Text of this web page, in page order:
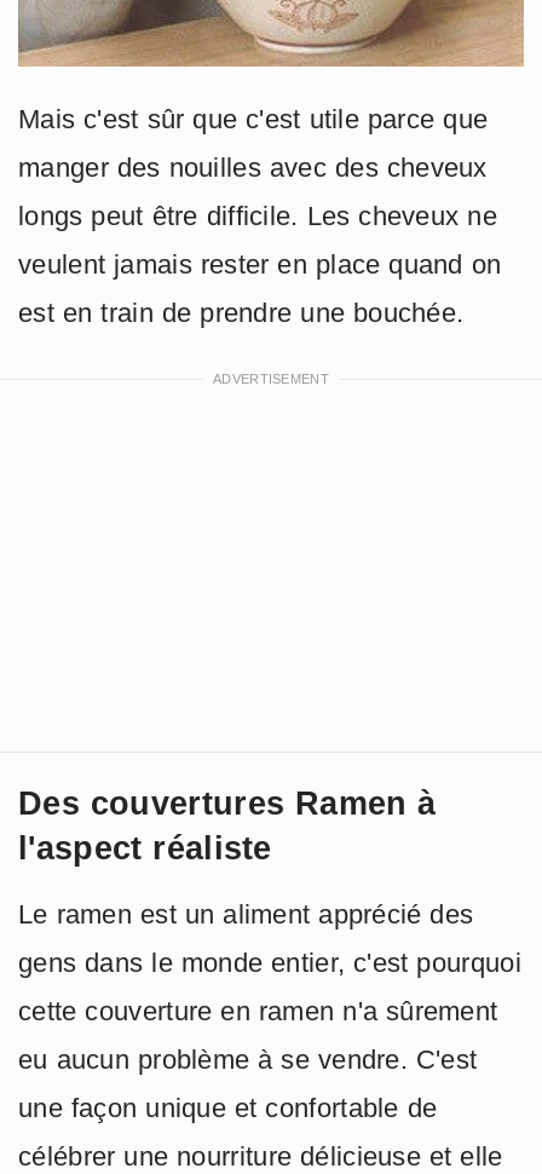
Mais c'est sûr que c'est utile parce que
manger des nouilles avec des cheveux
longs peut être difficile. Les cheveux ne
veulent jamais rester en place quand on
est en train de prendre une bouchée.
Des couvertures Ramen à
l'aspect réaliste
Le ramen est un aliment apprécié des
gens dans le monde entier, c'est pourquoi
cette couverture en ramen n'a sûrement
eu aucun problème à se vendre. C'est
une façon unique et confortable de
célébrer une nourriture délicieuse et elle